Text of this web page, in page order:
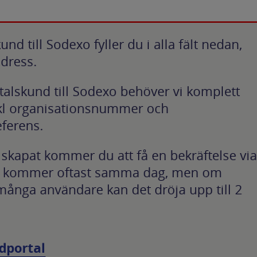
till Sodexo fyller du i alla fält nedan,
till Sodexo behöver vi komplett
organisationsnummer och
kommer du att få en bekräftelse via
oftast samma dag, men om
användare kan det dröja upp till 2